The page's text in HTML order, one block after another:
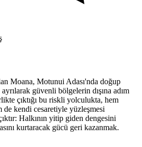
Moana, Motunui Adası'nda doğup
güvenli bölgelerin dışına adım
çıktığı bu riskli yolculukta, hem
kendi cesaretiyle yüzleşmesi
Halkının yitip giden dengesini
kurtaracak gücü geri kazanmak.